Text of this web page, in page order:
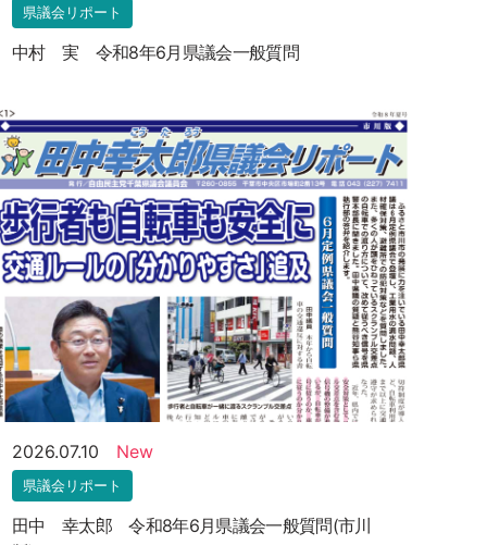
県議会リポート
中村 実 令和8年6月県議会一般質問
2026.07.10 New
県議会リポート
田中 幸太郎 令和8年6月県議会一般質問(市川